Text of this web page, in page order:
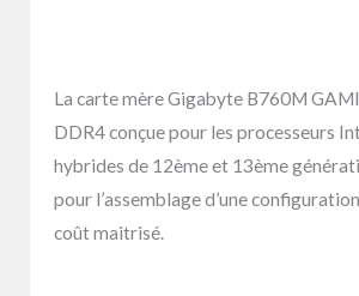
La carte mère Gigabyte B760M
DDR4 conçue pour les processeurs
hybrides de 12ème et 13ème
pour l’assemblage d’une
coût maitrisé.